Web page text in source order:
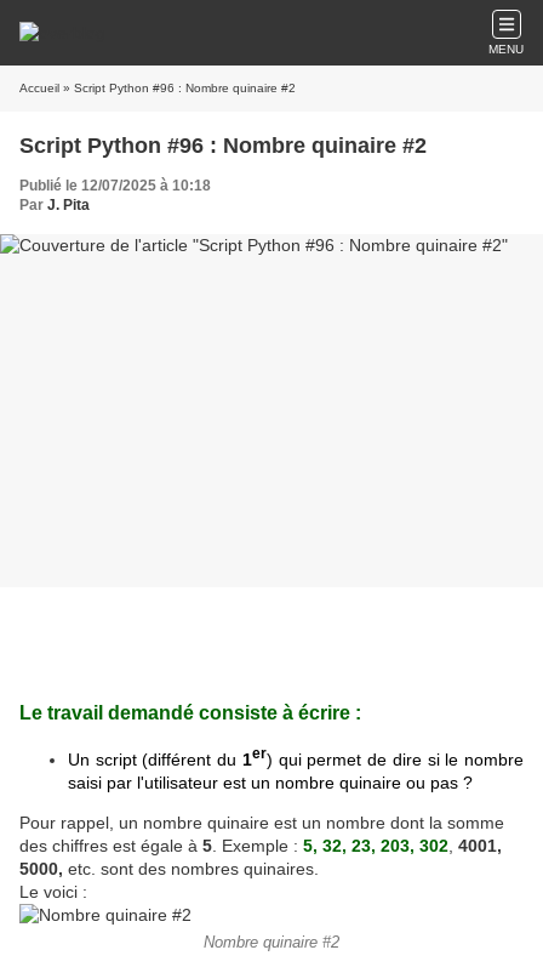
MENU
Accueil » Script Python #96 : Nombre quinaire #2
Script Python #96 : Nombre quinaire #2
Publié le 12/07/2025 à 10:18
Par J. Pita
Le travail demandé consiste à écrire :
Un script (différent du 1er) qui permet de dire si le nombre
saisi par l'utilisateur est un nombre quinaire ou pas ?
Pour rappel, un nombre quinaire est un nombre dont la somme
des chiffres est égale à 5 . Exemple : 5, 32, 23, 203, 302 4001,
5000, etc. sont des nombres quinaires.
Le voici :
Nombre quinaire #2